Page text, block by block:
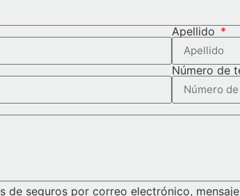
Apellido
Número de
de seguros por correo electrónico,